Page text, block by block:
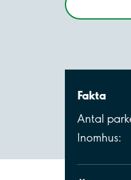
Fakta
Antal
Inomhus: